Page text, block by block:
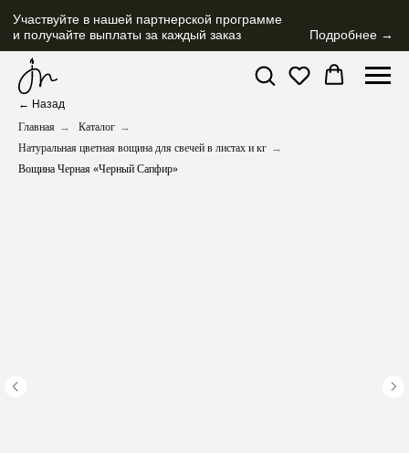
Участвуйте в нашей партнерской программе
и получайте выплаты за каждый заказ Подробнее →
← Назад
Главная → Каталог →
Натуральная цветная вощина для свечей в листах и кг →
Вощина Черная «Черный Сапфир»